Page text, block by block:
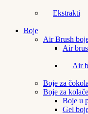
Ekstrakti
Boje
Air Brush
Air
Air
Boje za
Boje za
Boje u
Gel